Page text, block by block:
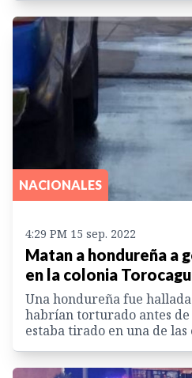
NACIONALES
4:29 PM 15 sep. 2022
Matan a hondureña a
en la colonia
Una hondureña fue
habrían torturado antes
estaba tirado en una de las